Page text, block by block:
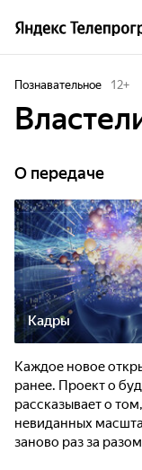
Познавательное 12+
О передаче
Кадры
Каждое новое
ранее. Проект о
рассказывает о
невиданных
заново раз за